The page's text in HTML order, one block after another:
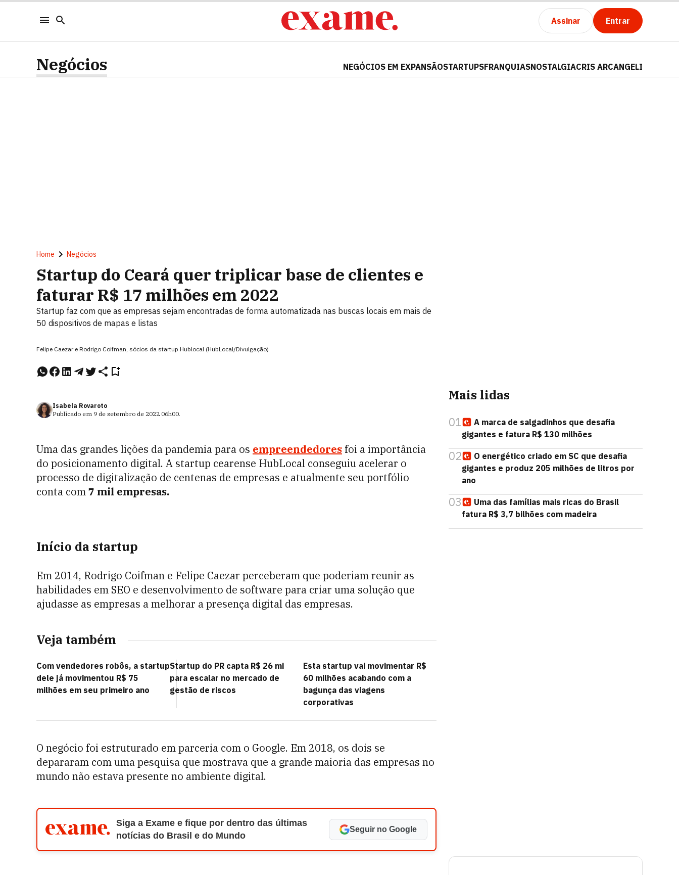
Assinar Entrar
Negócios NEGÓCIOS EM EXPANSÃOSTARTUPSFRANQUIASNOSTALGIACRIS ARCANGELI
Home Negócios
Startup do Ceará quer triplicar base de clientes e
faturar R$ 17 milhões em 2022
Startup faz com que as empresas sejam encontradas de forma automatizada nas buscas locais em mais de
50 dispositivos de mapas e listas
Felipe Caezar e Rodrigo Coifman, sócios da startup Hublocal (HubLocal/Divulgação)
Isabela Rovaroto
Publicado em 9 de setembro de 2022 06h00.
Uma das grandes lições da pandemia para os empreendedores foi a importância
do posicionamento digital. A startup cearense HubLocal conseguiu acelerar o
processo de digitalização de centenas de empresas e atualmente seu portfólio
conta com7 mil empresas.
Início da startup
Em 2014, Rodrigo Coifman e Felipe Caezar perceberam que poderiam reunir as
habilidades em SEO e desenvolvimento de software para criar uma solução que
ajudasse as empresas a melhorar a presença digital das empresas.
Veja também
Com vendedores robôs, a startup
dele já movimentou R$ 75
milhões em seu primeiro ano
Startup do PR capta R$ 26 mi
para escalar no mercado de
gestão de riscos
Esta startup vai movimentar R$
60 milhões acabando com a
bagunça das viagens
corporativas
O negócio foi estruturado em parceria com o Google. Em 2018, os dois se
depararam com uma pesquisa que mostrava que a grande maioria das empresas no
mundo não estava presente no ambiente digital.
Siga a Exame e fique por dentro das últimas
notícias do Brasil e do Mundo
Seguir no Google
Mais lidas
01
A marca de salgadinhos que desafia
gigantes e fatura R$ 130 milhões
02
O energético criado em SC que desafia
gigantes e produz 205 milhões de litros por
ano
03
Uma das famílias mais ricas do Brasil
fatura R$ 3,7 bilhões com madeira